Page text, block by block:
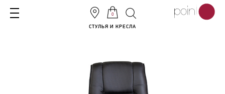
0
СТУЛЬЯ И КРЕСЛА